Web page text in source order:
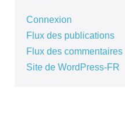
Connexion
Flux des publications
Flux des commentaires
Site de WordPress-FR